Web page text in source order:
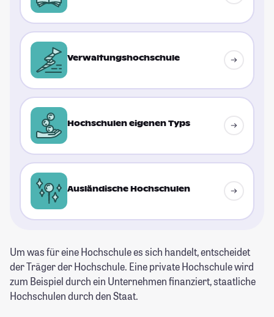
Verwaltungshochschule
Hochschulen eigenen Typs
Ausländische Hochschulen
Um was für eine Hochschule es sich handelt, entscheidet
der Träger der Hochschule. Eine private Hochschule wird
zum Beispiel durch ein Unternehmen finanziert, staatliche
Hochschulen durch den Staat.